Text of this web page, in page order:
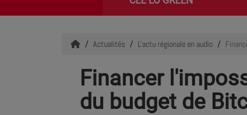
Actualités L'actu régionale en audio
Financer
du budget de